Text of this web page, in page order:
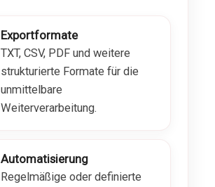
Exportformate
TXT, CSV, PDF und weitere
strukturierte Formate für die
unmittelbare
Weiterverarbeitung.
Automatisierung
Regelmäßige oder definierte